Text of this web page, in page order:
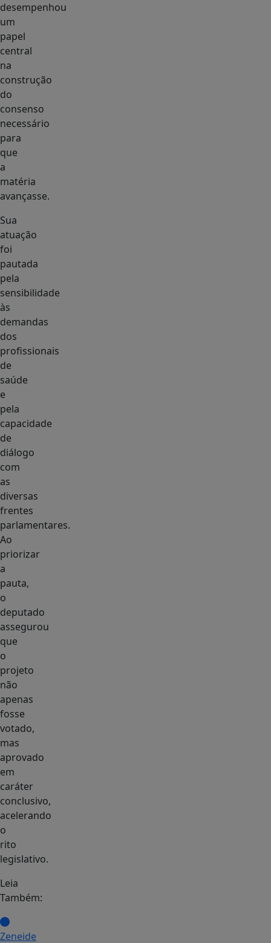
desempenhou
um
papel
central
na
construção
do
consenso
necessário
para
que
a
matéria
avançasse.
Sua
atuação
foi
pautada
pela
sensibilidade
às
demandas
dos
profissionais
de
saúde
e
pela
capacidade
de
diálogo
com
as
diversas
frentes
parlamentares.
Ao
priorizar
a
pauta,
o
deputado
assegurou
que
o
projeto
não
apenas
fosse
votado,
mas
aprovado
em
caráter
conclusivo,
acelerando
o
rito
legislativo.
Leia
Também:
Zeneide